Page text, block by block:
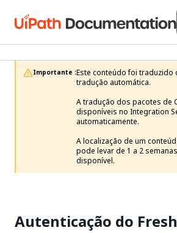
Importante :Este conteúdo foi traduzido
tradução automática.
A tradução dos pacotes de
disponíveis no Integration
automaticamente.
A localização de um
pode levar de 1 a 2
disponível.
Autenticação do